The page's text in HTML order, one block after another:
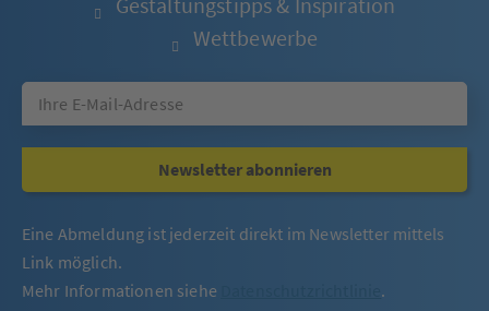
Wettbewerbe
Newsletter abonnieren
Eine Abmeldung ist jederzeit direkt im Newsletter mittels
Link möglich.
Mehr Informationen siehe
.